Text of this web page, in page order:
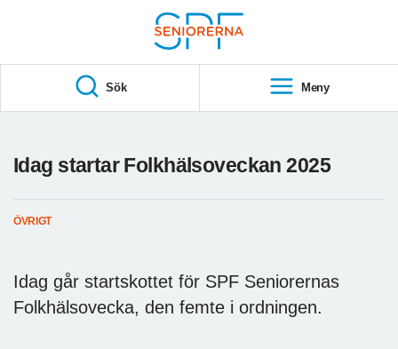
S
A
Sök Meny
Idag startar Folkhälsoveckan 2025
ÖVRIGT
Idag går startskottet för SPF Seniorernas
Folkhälsovecka, den femte i ordningen.